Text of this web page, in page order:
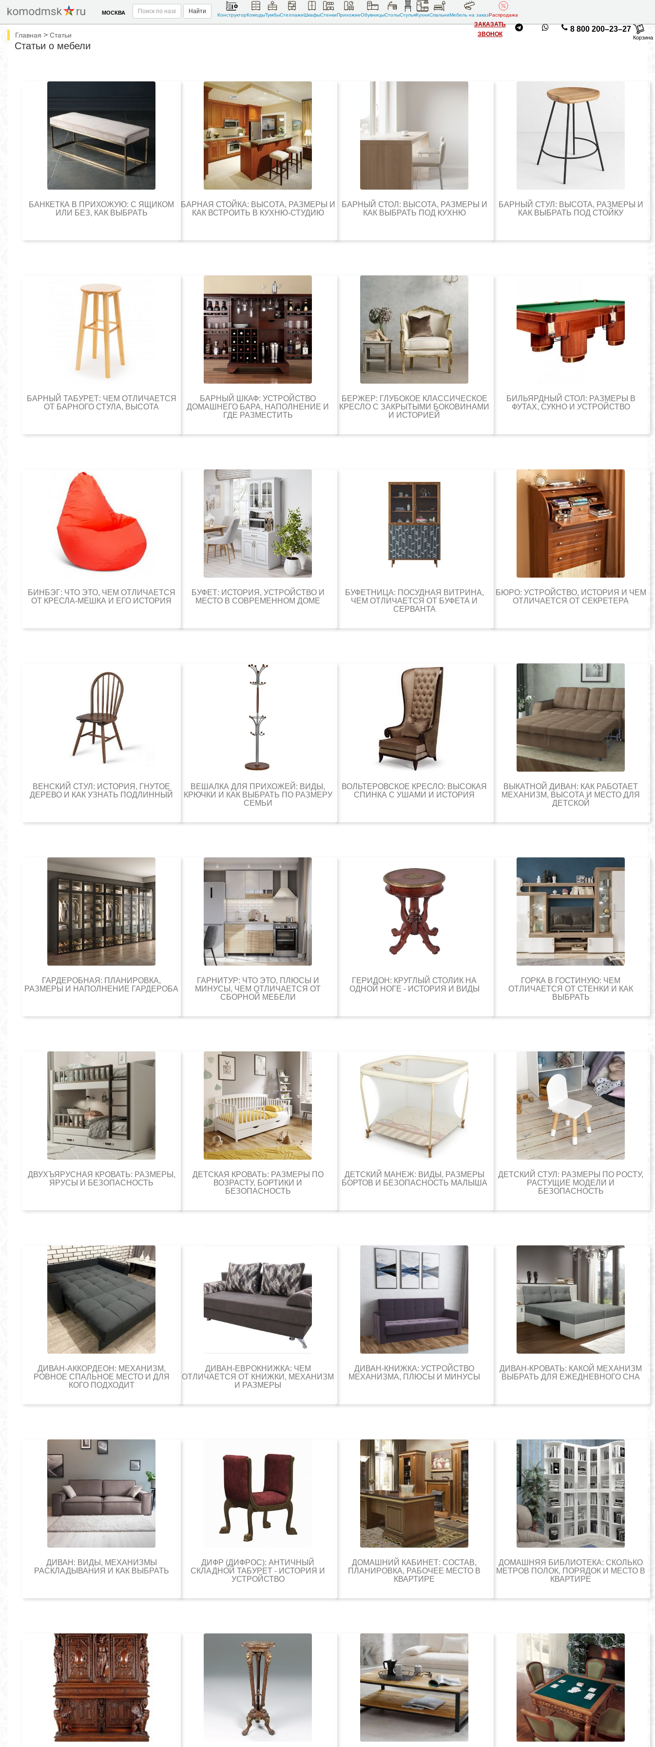
МОСКВА Найти
КонструкторКомодыТумбыСтеллажиШкафыСтенкиПрихожиеОбувницыСтолыСтульяКухниСпальниМебель на заказРаспродажа
ЗАКАЗАТЬ
ЗВОНОК
8 800 200–23–27
Корзина
Главная > Статьи
Статьи о мебели
БАНКЕТКА В ПРИХОЖУЮ: С ЯЩИКОМ
ИЛИ БЕЗ, КАК ВЫБРАТЬ
БАРНАЯ СТОЙКА: ВЫСОТА, РАЗМЕРЫ И
КАК ВСТРОИТЬ В КУХНЮ-СТУДИЮ
БАРНЫЙ СТОЛ: ВЫСОТА, РАЗМЕРЫ И
КАК ВЫБРАТЬ ПОД КУХНЮ
БАРНЫЙ СТУЛ: ВЫСОТА, РАЗМЕРЫ И
КАК ВЫБРАТЬ ПОД СТОЙКУ
БАРНЫЙ ТАБУРЕТ: ЧЕМ ОТЛИЧАЕТСЯ
ОТ БАРНОГО СТУЛА, ВЫСОТА
БАРНЫЙ ШКАФ: УСТРОЙСТВО
ДОМАШНЕГО БАРА, НАПОЛНЕНИЕ И
ГДЕ РАЗМЕСТИТЬ
БЕРЖЕР: ГЛУБОКОЕ КЛАССИЧЕСКОЕ
КРЕСЛО С ЗАКРЫТЫМИ БОКОВИНАМИ
И ИСТОРИЕЙ
БИЛЬЯРДНЫЙ СТОЛ: РАЗМЕРЫ В
ФУТАХ, СУКНО И УСТРОЙСТВО
БИНБЭГ: ЧТО ЭТО, ЧЕМ ОТЛИЧАЕТСЯ
ОТ КРЕСЛА-МЕШКА И ЕГО ИСТОРИЯ
БУФЕТ: ИСТОРИЯ, УСТРОЙСТВО И
МЕСТО В СОВРЕМЕННОМ ДОМЕ
БУФЕТНИЦА: ПОСУДНАЯ ВИТРИНА,
ЧЕМ ОТЛИЧАЕТСЯ ОТ БУФЕТА И
СЕРВАНТА
БЮРО: УСТРОЙСТВО, ИСТОРИЯ И ЧЕМ
ОТЛИЧАЕТСЯ ОТ СЕКРЕТЕРА
ВЕНСКИЙ СТУЛ: ИСТОРИЯ, ГНУТОЕ
ДЕРЕВО И КАК УЗНАТЬ ПОДЛИННЫЙ
ВЕШАЛКА ДЛЯ ПРИХОЖЕЙ: ВИДЫ,
КРЮЧКИ И КАК ВЫБРАТЬ ПО РАЗМЕРУ
СЕМЬИ
ВОЛЬТЕРОВСКОЕ КРЕСЛО: ВЫСОКАЯ
СПИНКА С УШАМИ И ИСТОРИЯ
ВЫКАТНОЙ ДИВАН: КАК РАБОТАЕТ
МЕХАНИЗМ, ВЫСОТА И МЕСТО ДЛЯ
ДЕТСКОЙ
ГАРДЕРОБНАЯ: ПЛАНИРОВКА,
РАЗМЕРЫ И НАПОЛНЕНИЕ ГАРДЕРОБА
ГАРНИТУР: ЧТО ЭТО, ПЛЮСЫ И
МИНУСЫ, ЧЕМ ОТЛИЧАЕТСЯ ОТ
СБОРНОЙ МЕБЕЛИ
ГЕРИДОН: КРУГЛЫЙ СТОЛИК НА
ОДНОЙ НОГЕ - ИСТОРИЯ И ВИДЫ
ГОРКА В ГОСТИНУЮ: ЧЕМ
ОТЛИЧАЕТСЯ ОТ СТЕНКИ И КАК
ВЫБРАТЬ
ДВУХЪЯРУСНАЯ КРОВАТЬ: РАЗМЕРЫ,
ЯРУСЫ И БЕЗОПАСНОСТЬ
ДЕТСКАЯ КРОВАТЬ: РАЗМЕРЫ ПО
ВОЗРАСТУ, БОРТИКИ И
БЕЗОПАСНОСТЬ
ДЕТСКИЙ МАНЕЖ: ВИДЫ, РАЗМЕРЫ
БОРТОВ И БЕЗОПАСНОСТЬ МАЛЫША
ДЕТСКИЙ СТУЛ: РАЗМЕРЫ ПО РОСТУ,
РАСТУЩИЕ МОДЕЛИ И
БЕЗОПАСНОСТЬ
ДИВАН-АККОРДЕОН: МЕХАНИЗМ,
РОВНОЕ СПАЛЬНОЕ МЕСТО И ДЛЯ
КОГО ПОДХОДИТ
ДИВАН-ЕВРОКНИЖКА: ЧЕМ
ОТЛИЧАЕТСЯ ОТ КНИЖКИ, МЕХАНИЗМ
И РАЗМЕРЫ
ДИВАН-КНИЖКА: УСТРОЙСТВО
МЕХАНИЗМА, ПЛЮСЫ И МИНУСЫ
ДИВАН-КРОВАТЬ: КАКОЙ МЕХАНИЗМ
ВЫБРАТЬ ДЛЯ ЕЖЕДНЕВНОГО СНА
ДИВАН: ВИДЫ, МЕХАНИЗМЫ
РАСКЛАДЫВАНИЯ И КАК ВЫБРАТЬ
ДИФР (ДИФРОС): АНТИЧНЫЙ
СКЛАДНОЙ ТАБУРЕТ - ИСТОРИЯ И
УСТРОЙСТВО
ДОМАШНИЙ КАБИНЕТ: СОСТАВ,
ПЛАНИРОВКА, РАБОЧЕЕ МЕСТО В
КВАРТИРЕ
ДОМАШНЯЯ БИБЛИОТЕКА: СКОЛЬКО
МЕТРОВ ПОЛОК, ПОРЯДОК И МЕСТО В
КВАРТИРЕ